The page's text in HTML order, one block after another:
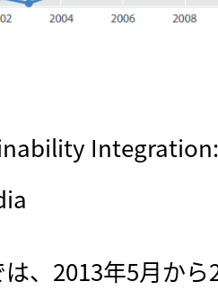
、2013年5月から